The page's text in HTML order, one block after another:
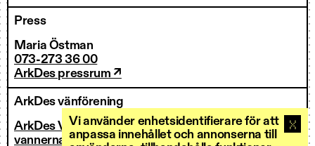
Vi använder enhetsidentifierare för att
anpassa innehållet och annonserna till
Press
Maria Östman
073-273 36 00
ArkDes pressrum ↗
ArkDes vänförening
ArkDes Vänner
vannerna@arkdes.se